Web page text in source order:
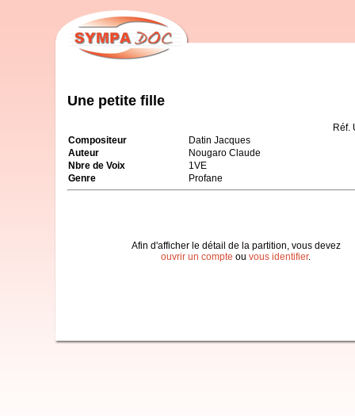
Une petite fille
Réf.
Compositeur
Datin Jacques
Auteur
Nougaro Claude
Nbre de Voix
1VE
Genre
Profane
Afin d'afficher le détail de la partition, vous devez
ouvrir un compte ou vous identifier.